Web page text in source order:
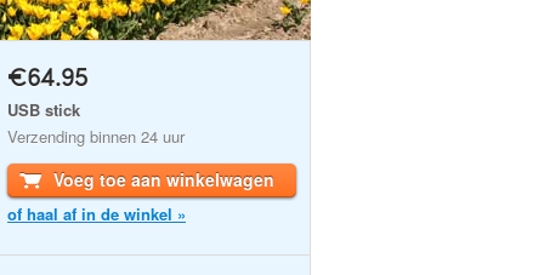
€64.95
USB stick
Verzending binnen 24 uur
Voeg toe aan winkelwagen
of haal af in de winkel »